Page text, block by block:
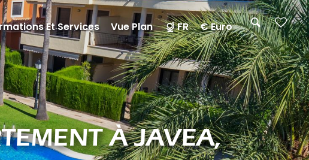
À JAVEA,
Et Services Vue Plan FR € Euro